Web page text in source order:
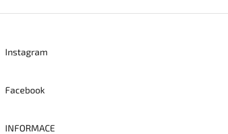
Instagram
Facebook
INFORMACE